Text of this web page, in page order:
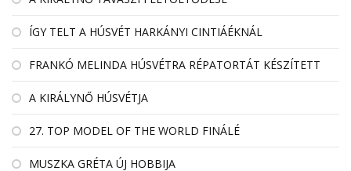
ÍGY TELT A HÚSVÉT HARKÁNYI CINTIÁÉKNÁL
FRANKÓ MELINDA HÚSVÉTRA RÉPATORTÁT KÉSZÍTETT
A KIRÁLYNŐ HÚSVÉTJA
27. TOP MODEL OF THE WORLD FINÁLÉ
MUSZKA GRÉTA ÚJ HOBBIJA